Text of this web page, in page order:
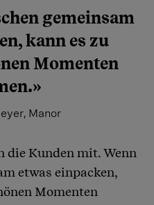
gemeinsam
kann es zu
Momenten
Manor
die Kunden mit. Wenn
etwas einpacken,
Momenten